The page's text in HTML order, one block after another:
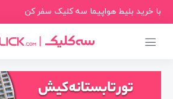
با خرید بلیط هواپیما سه کلیک سفر کن